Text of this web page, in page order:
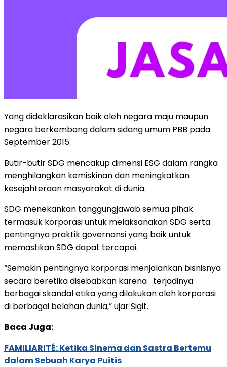
Yang dideklarasikan baik oleh negara maju maupun
negara berkembang dalam sidang umum PBB pada
September 2015.
Butir-butir SDG mencakup dimensi ESG dalam rangka
menghilangkan kemiskinan dan meningkatkan
kesejahteraan masyarakat di dunia.
SDG menekankan tanggungjawab semua pihak
termasuk korporasi untuk melaksanakan SDG serta
pentingnya praktik governansi yang baik untuk
memastikan SDG dapat tercapai.
“Semakin pentingnya korporasi menjalankan bisnisnya
secara beretika disebabkan karena terjadinya
berbagai skandal etika yang dilakukan oleh korporasi
di berbagai belahan dunia,” ujar Sigit.
Baca Juga:
FAMILIARITÉ: Ketika Sinema dan Sastra Bertemu
dalam Sebuah Karya Puitis